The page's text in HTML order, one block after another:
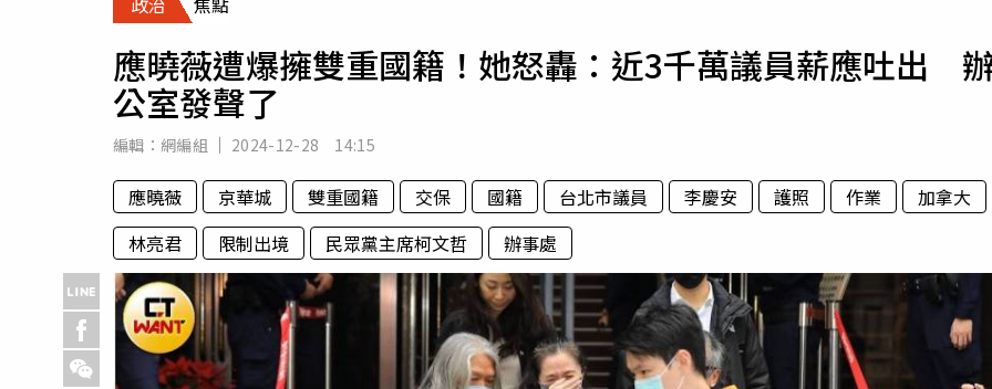
專欄
運勢
應曉薇遭爆擁雙重國籍！她怒轟：近3千萬議員薪應吐出
公室發聲了
編輯： 網編組 2024-12-28 14:15
應曉薇 京華城 雙重國籍 交保 國籍 台北市議員 李慶安 護照 作業
加拿大
林亮君
限制出境 民眾黨主席柯文哲 辦事處